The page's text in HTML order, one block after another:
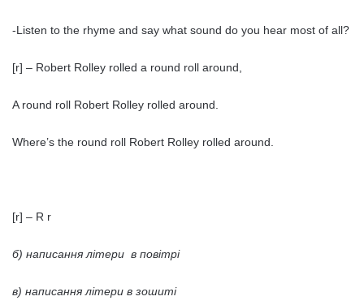
-Listen to the rhyme and say what sound do you hear most of all?
[r] – Robert Rolley rolled a round roll around,
A round roll Robert Rolley rolled around.
Where’s the round roll Robert Rolley rolled around.
[r] – R r
б) написання літери в повітрі
в) написання літери в зошиті